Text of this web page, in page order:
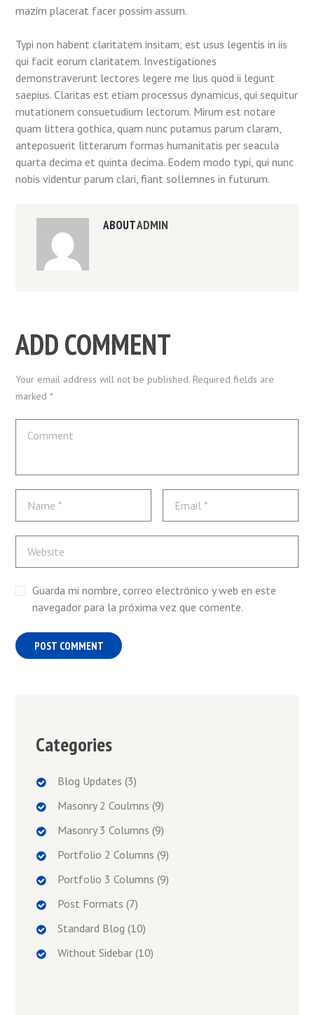
mazim placerat facer possim assum.
Typi non habent claritatem insitam; est usus legentis in iis
qui facit eorum claritatem. Investigationes
demonstraverunt lectores legere me lius quod ii legunt
saepius. Claritas est etiam processus dynamicus, qui sequitur
mutationem consuetudium lectorum. Mirum est notare
quam littera gothica, quam nunc putamus parum claram,
anteposuerit litterarum formas humanitatis per seacula
quarta decima et quinta decima. Eodem modo typi, qui nunc
nobis videntur parum clari, fiant sollemnes in futurum.
ABOUTADMIN
ADD COMMENT
Your email address will not be published. Required fields are
marked *
Guarda mi nombre, correo electrónico y web en este
navegador para la próxima vez que comente.
Categories
Blog Updates (3)
Masonry 2 Coulmns (9)
Masonry 3 Columns (9)
Portfolio 2 Columns (9)
Portfolio 3 Columns (9)
Post Formats (7)
Standard Blog (10)
Without Sidebar(10)